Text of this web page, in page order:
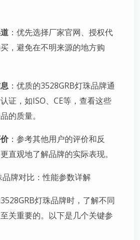
：优先选择厂家官网、授权代
，避免在不明来源的地方购
：优质的3528GRB灯珠品牌通
证，如ISO、CE等，查看这些
的质量。
：参考其他用户的评价和反
直观地了解品牌的实际表现。
品牌对比：性能参数详解
灯珠品牌时，了解不同
关重要的。以下是几个关键参